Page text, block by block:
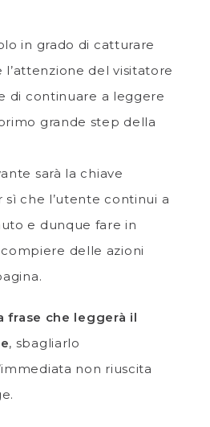
in grado di catturare
del visitatore
di continuare a leggere
grande step della
sarà la chiave
che l’utente continui a
e dunque fare in
delle azioni
frase che leggerà il
, sbagliarlo
non riuscita